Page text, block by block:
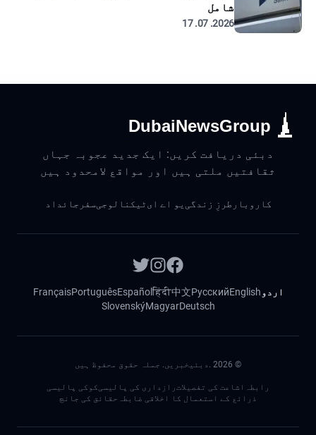
شامل
2026. 07. 17
DubaiNewsGroup
دبئی دریافت کریں: ایک جدید عجوبہ جہاں
ثقافتیں ملتی ہیں اور مواقع لامحدود ہیں
کاروبار طرزِ زندگی یو اے ایٹیکنالوجیسفر جائداد
اردو English
Русский
中文
हिंदी
Español
Português
Français
Deutsch
Magyar
Slovenský
©
2026 .دبئیخبریں. جملہ حقوق محفوظ ہیں
رابطہ اشاعت کی تفصیلاترازداری کی پالیسیکوکی پالیسی
ذرائع کے استعمال کا اخلاقی ضابطہ حقائق کی جانچ